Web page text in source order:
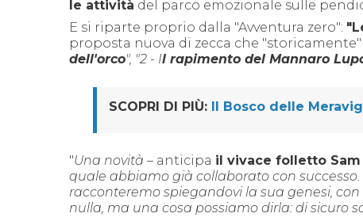
le attività del parco emozionale sulle
E si riparte proprio dalla "Avventura zero":
proposta nuova di zecca che
dell'orco", "2 - Il rapimento del Mannaro
SCOPRI DI PIÙ: Il Bosco delle
"Una novità – anticipa il vivace folletto Sam
quale abbiamo già collaborato con
racconteremo spiegandovi la sua genesi,
nulla, ma una cosa possiamo dirla: di sicuro